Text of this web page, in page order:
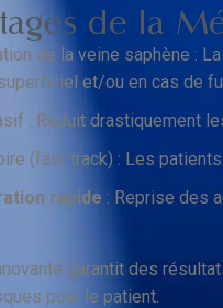
de la
de la veine saphène :
et/ou en cas de
: Réduit drastiquement
(fast track) : Les
rapide : Reprise des
garantit des
pour le patient.